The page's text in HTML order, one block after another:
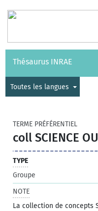
Vocabulaires API
Thésaurus INRAE
Toutes les langues
TERME PRÉFÉRENTIEL
coll SCIENCE
TYPE
Groupe
NOTE
La collection de concepts